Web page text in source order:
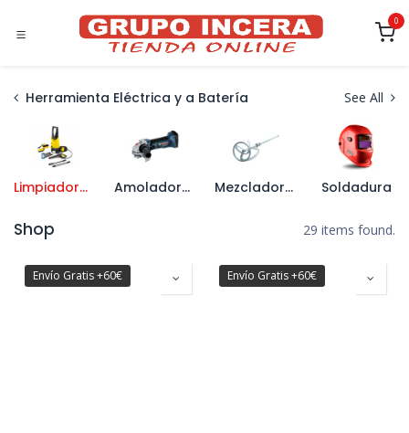
0
Herramienta Eléctrica y a Batería See All
Limpiadoras a Presión y Accesorios Amoladoras Mezcladores y Accesorios Soldadura
Shop 29 items found.
Envío Gratis +60€ Envío Gratis +60€